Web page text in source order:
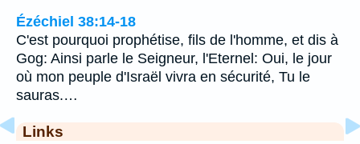
Ézéchiel 38:14-18
C'est pourquoi prophétise, fils de l'homme, et dis à
Gog: Ainsi parle le Seigneur, l'Eternel: Oui, le jour
où mon peuple d'Israël vivra en sécurité, Tu le
sauras.…
Links